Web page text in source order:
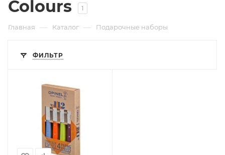
Colours
1
Главная — Каталог — Подарочные наборы
ФИЛЬТР